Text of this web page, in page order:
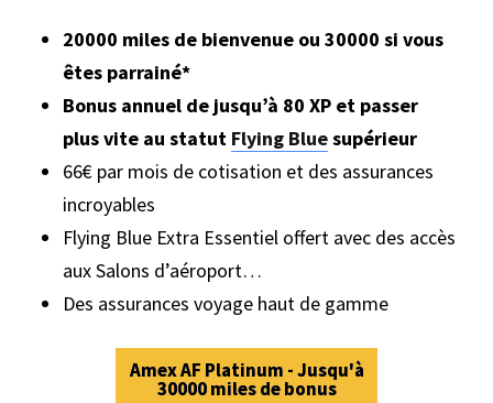
20000 miles de bienvenue ou 30000 si vous
êtes parrainé*
Bonus annuel de jusqu’à 80 XP et passer
plus vite au statut Flying Bluesupérieur
66€ par mois de cotisation et des assurances
incroyables
Flying Blue Extra Essentiel offert avec des accès
aux Salons d’aéroport…
Des assurances voyage haut de gamme
Amex AF Platinum - Jusqu'à
30000 miles de bonus